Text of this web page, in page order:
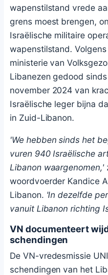
wapenstilstand vrede
grens moest brengen,
Israëlische militaire
wapenstilstand.
ministerie van
Libanezen gedood
november 2024 van
Israëlische leger bijna
in Zuid-Libanon.
'We hebben sinds het
vuren 940 Israëlische
Libanon waargenomen,'
woordvoerder Kandice
Libanon. 'In dezelfde
vanuit Libanon richting
VN documenteert
schendingen
De VN-vredesmissie
schendingen van het